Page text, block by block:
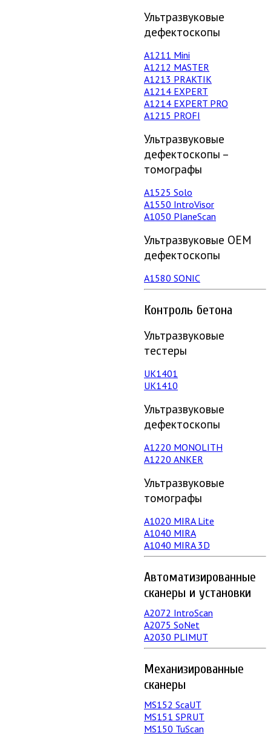
Ультразвуковые
дефектоскопы
А1211 Mini
А1212 MASTER
A1213 PRAKTIK
А1214 EXPERT
А1214 EXPERT PRO
A1215 PROFI
Ультразвуковые
дефектоскопы –
томографы
А1525 Solo
А1550 IntroVisor
А1050 PlaneScan
Ультразвуковые ОЕМ
дефектоскопы
A1580 SONIC
Контроль бетона
Ультразвуковые
тестеры
UK1401
UK1410
Ультразвуковые
дефектоскопы
А1220 MONOLITH
А1220 ANKER
Ультразвуковые
томографы
A1020 MIRA Lite
А1040 MIRA
A1040 MIRA 3D
Автоматизированные
сканеры и установки
А2072 IntroScan
А2075 SoNet
А2030 PLIMUT
Механизированные
сканеры
MS152 SсaUT
MS151 SPRUT
MS150 TuScan